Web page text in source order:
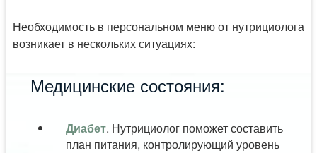
Необходимость в персональном меню от нутрициолога
возникает в нескольких ситуациях:
Медицинские состояния:
Диабет. Нутрициолог поможет составить
план питания, контролирующий уровень